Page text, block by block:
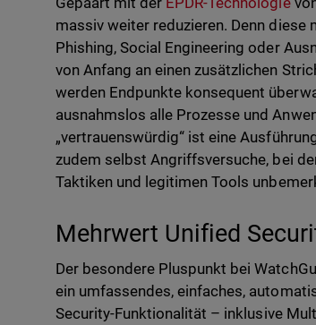
massiv weiter reduzieren. Denn diese
Phishing, Social Engineering oder
von Anfang an einen zusätzlichen
werden Endpunkte konsequent
ausnahmslos alle Prozesse und
„vertrauenswürdig“ ist eine
zudem selbst Angriffsversuche, bei
Taktiken und legitimen Tools
Mehrwert Unified
Der besondere Pluspunkt bei
ein umfassendes, einfaches,
Security-Funktionalität – inklusive